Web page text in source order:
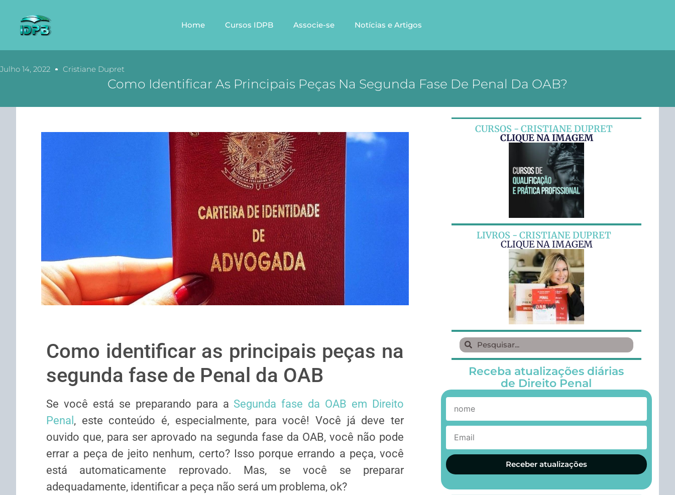
Home Cursos IDPB Associe-se Notícias e Artigos
Julho 14, 2022 Cristiane Dupret
Como Identificar As Principais Peças Na Segunda Fase De Penal Da OAB?
Como identificar as principais peças na
segunda fase de Penal da OAB
Se você está se preparando para a Segunda fase da OAB em Direito
Penal , este conteúdo é, especialmente, para você! Você já deve ter
ouvido que, para ser aprovado na segunda fase da OAB, você não pode
errar a peça de jeito nenhum, certo? Isso porque errando a peça, você
está automaticamente reprovado. Mas, se você se preparar
adequadamente, identificar a peça não será um problema, ok?
CURSOS - CRISTIANE DUPRET
CLIQUE NA IMAGEM
LIVROS - CRISTIANE DUPRET
CLIQUE NA IMAGEM
Receba atualizações diárias
de Direito Penal
Receber atualizações